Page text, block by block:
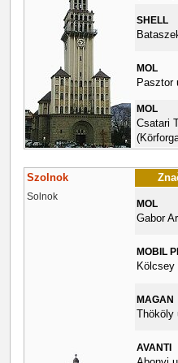
SHELL
MOL
Pasztor
MOL
Csatari
Szolnok
Solnok
MOL
Gabor
MOBIL
Kölcsey
MAGAN
Thököly
AVANTI